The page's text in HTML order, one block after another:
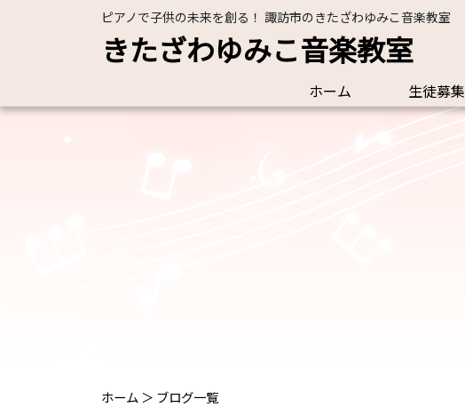
ピアノで子供の未来を創る！ 諏訪市のきたざわゆみこ音楽教室
きたざわゆみこ音楽教室
ホーム 生徒募集
ホーム ＞ ブログ一覧